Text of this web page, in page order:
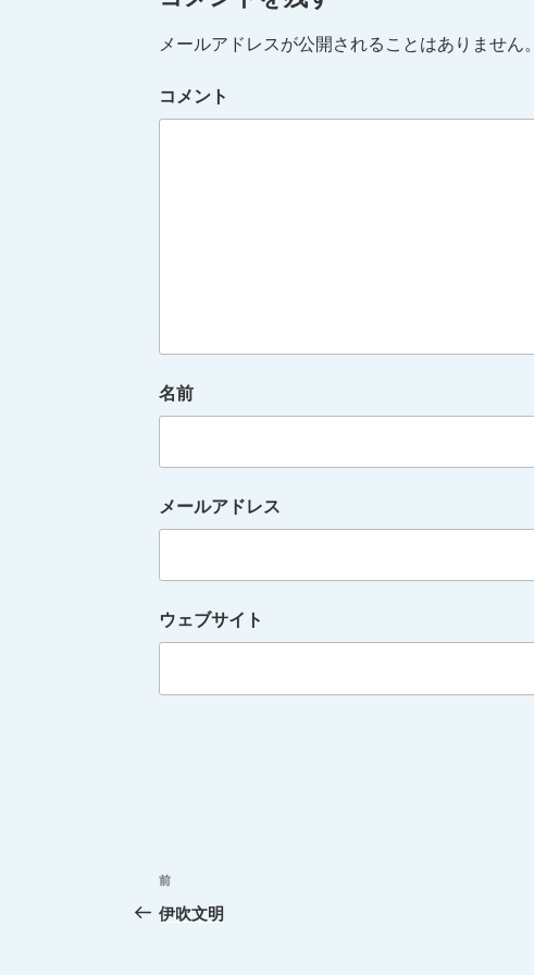
メールアドレスが公開されることはありません。
コメント
名前
メールアドレス
ウェブサイト
投
稿
過
去
前
伊吹文明